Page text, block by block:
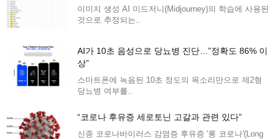
이미지 생성 AI 미드저니(Midjourney)의 학습에 사용된
것으로 추정되는..
AI가 10초 음성으로 당뇨병 진단…”정확도 86% 이
상”
스마트폰에 녹음된 10초 정도의 목소리만으로 제2형
당뇨병 여부를..
“코로나 후유증 세로토닌 고갈과 관련 있다”
신종 코로나바이러스 감염증 후유증 '롱 코로나'(Long